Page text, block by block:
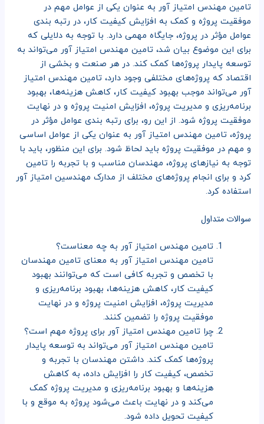
تامین مهندس امتیاز آور به عنوان یکی از عوامل مهم در
موفقیت پروژه و کمک به افزایش کیفیت کار، در رتبه بندی
عوامل مؤثر در پروژه، جایگاه مهمی دارد. با توجه به دلایلی که
برای این موضوع بیان شد، تامین مهندس امتیاز آور می‌تواند به
توسعه پایدار پروژه‌ها کمک کند. در هر صنعت و بخشی از
اقتصاد که پروژه‌های مختلفی وجود دارد، تامین مهندس امتیاز
آور می‌تواند موجب بهبود کیفیت کار، کاهش هزینه‌ها، بهبود
برنامه‌ریزی و مدیریت پروژه، افزایش امنیت پروژه و در نهایت
موفقیت پروژه شود. از این رو، برای رتبه بندی عوامل مؤثر در
پروژه، تامین مهندس امتیاز آور به عنوان یکی از عوامل اساسی
و مهم در موفقیت پروژه باید لحاظ شود. برای این منظور، باید با
توجه به نیازهای پروژه، مهندسان مناسب و با تجربه را تامین
کرد و برای انجام پروژه‌های مختلف از مدارک مهندسین امتیاز آور
استفاده کرد.
سوالات متداول
تامین مهندس امتیاز آور به چه معناست؟
تامین مهندس امتیاز آور به معنای تامین مهندسان
با تخصص و تجربه کافی است که می‌توانند بهبود
کیفیت کار، کاهش هزینه‌ها، بهبود برنامه‌ریزی و
مدیریت پروژه، افزایش امنیت پروژه و در نهایت
موفقیت پروژه را تضمین کنند.
چرا تامین مهندس امتیاز آور برای پروژه مهم است؟
تامین مهندس امتیاز آور می‌تواند به توسعه پایدار
پروژه‌ها کمک کند. داشتن مهندسان با تجربه و
تخصص، کیفیت کار را افزایش داده، به کاهش
هزینه‌ها و بهبود برنامه‌ریزی و مدیریت پروژه کمک
می‌کند و در نهایت باعث می‌شود پروژه به موقع و با
کیفیت تحویل داده شود.